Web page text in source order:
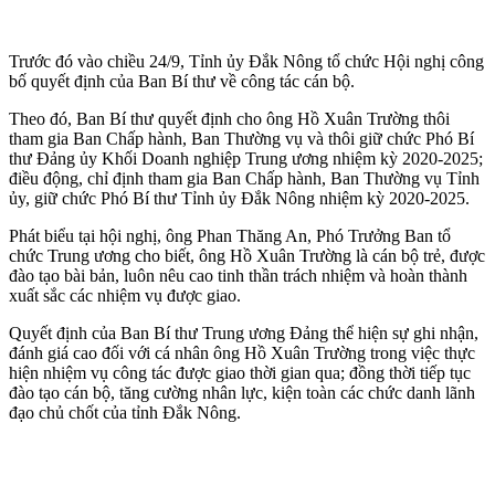
Trước đó vào chiều 24/9, Tỉnh ủy Đắk Nông tổ chức Hội nghị công
bố quyết định của Ban Bí thư về công tác cán bộ.
Theo đó, Ban Bí thư quyết định cho ông Hồ Xuân Trường thôi
tham gia Ban Chấp hành, Ban Thường vụ và thôi giữ chức Phó Bí
thư Đảng ủy Khối Doanh nghiệp Trung ương nhiệm kỳ 2020-2025;
điều động, chỉ định tham gia Ban Chấp hành, Ban Thường vụ Tỉnh
ủy, giữ chức Phó Bí thư Tỉnh ủy Đắk Nông nhiệm kỳ 2020-2025.
Phát biểu tại hội nghị, ông Phan Thăng An, Phó Trưởng Ban tổ
chức Trung ương cho biết, ông Hồ Xuân Trường là cán bộ trẻ, được
đào tạo bài bản, luôn nêu cao tinh thần trách nhiệm và hoàn thành
xuất sắc các nhiệm vụ được giao.
Quyết định của Ban Bí thư Trung ương Đảng thể hiện sự ghi nhận,
đánh giá cao đối với cá nhân ông Hồ Xuân Trường trong việc thực
hiện nhiệm vụ công tác được giao thời gian qua; đồng thời tiếp tục
đào tạo cán bộ, tăng cường nhân lực, kiện toàn các chức danh lãnh
đạo chủ chốt của tỉnh Đắk Nông.